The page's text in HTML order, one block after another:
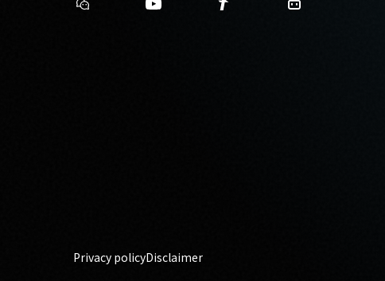
Privacy policyDisclaimer